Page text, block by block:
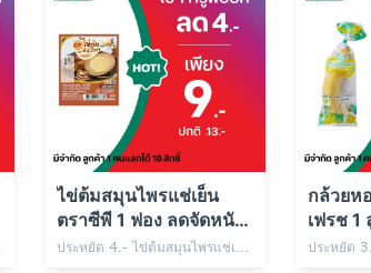
ไข่ต้มสมุนไพรแช่เย็น
ตราซีพี 1 ฟอง ลดจัดหนัก
ใช้ 1 ทรูพอยท์
ประหยัด 4.- ไข่ต้มสมุนไพรแช่เย็น ตราซีพี 1 ฟอง เพียง 9.- ปกติ 13.- ใช้ 1 ทรูพอยท์
กล้วยห
เฟรช 1
1 ทรูพอ